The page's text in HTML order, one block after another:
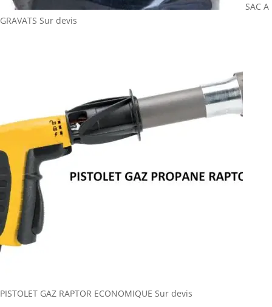
SAC A
GRAVATS Sur devis
PISTOLET GAZ RAPTOR ECONOMIQUE Sur devis